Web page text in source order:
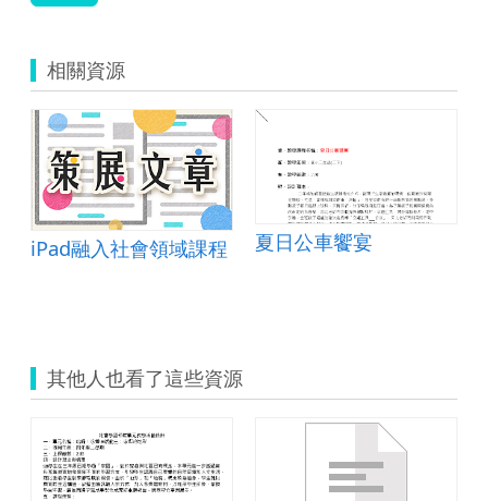
相關資源
iPad融入社會領域課程
夏日公車饗宴
其他人也看了這些資源